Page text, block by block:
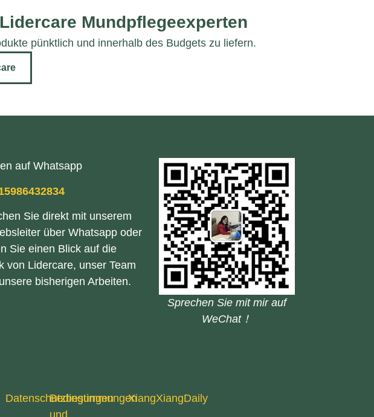
Mundpflegeexperten
pünktlich und innerhalb des Budgets zu liefern.
auf Whatsapp
Sie direkt mit unserem
über Whatsapp oder
Sie einen Blick auf die
von Lidercare, unser Team
bisherigen Arbeiten.
Sprechen Sie mit mir auf
WeChat！
Datenschutzbestimmungen
Bedingungen
XiangXiangDaily